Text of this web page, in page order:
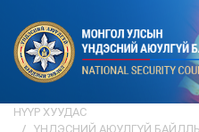
НҮҮР ХУУДАС
ҮНДЭСНИЙ АЮУЛГҮЙ